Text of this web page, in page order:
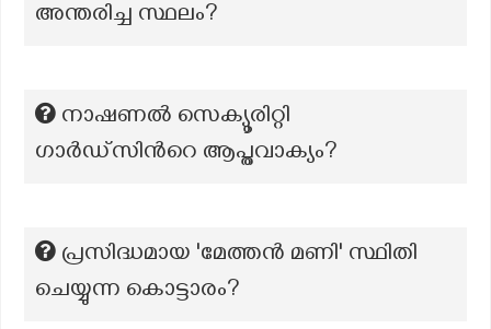
അന്തരിച്ച സ്ഥലം?
നാഷണൽ സെക്യൂരിറ്റി
ഗാർഡ്സിന്‍റെ ആപ്തവാക്യം?
പ്രസിദ്ധമായ 'മേത്തൻ മണി' സ്ഥിതി
ചെയ്യുന്ന കൊട്ടാരം?